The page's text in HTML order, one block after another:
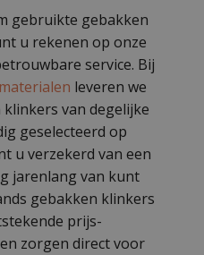
gebruikte gebakken
u rekenen op onze
service. Bij
leveren we
van degelijke
geselecteerd op
u verzekerd van een
jarenlang van kunt
gebakken klinkers
prijs-
zorgen direct voor